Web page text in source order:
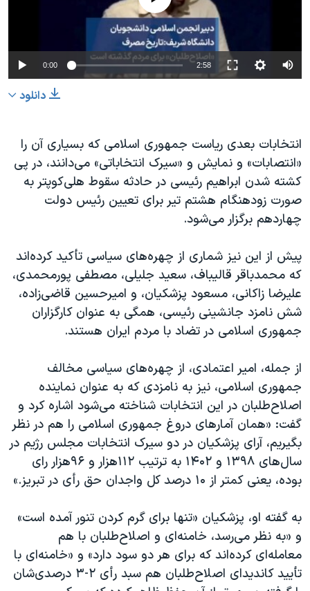
0:00 2:58
دانلود
انتخابات بعدی ریاست جمهوری اسلامی که بسیاری آن را
«انتصابات» و نمایش و «سیرک انتخاباتی» می‌دانند، در پی
کشته شدن ابراهیم رئیسی در حادثه سقوط هلی‌کوپتر به
صورت زودهنگام هشتم تیر برای تعیین رئیس دولت
چهاردهم برگزار می‌شود.
پیش از این نیز شماری از چهره‌های سیاسی تأکید کرده‌اند
که محمدباقر قالیباف، سعید جلیلی، مصطفی پورمحمدی،
علیرضا زاکانی، مسعود پزشکیان، و امیرحسین قاضی‌زاده،
شش نامزد جانشینی رئیسی، همگی به عنوان کارگزاران
جمهوری اسلامی در تضاد با مردم ایران هستند.
از جمله، امیر اعتمادی، از چهره‌های سیاسی مخالف
جمهوری اسلامی، نیز به نامزدی که به عنوان نماینده
اصلاح‌طلبان در این انتخابات شناخته می‌شود اشاره کرد و
گفت: «همان آمارهای دروغ جمهوری اسلامی را هم در نظر
بگیریم، آرای پزشکیان در دو سیرک انتخابات مجلس رژیم در
سال‌های ۱۳۹۸ و ۱۴۰۲ به ترتیب ۱۱۲هزار و ۹۶هزار رای
بوده، یعنی کمتر از ۱۰ درصد کل واجدان حق رأی در تبریز.»
به گفته او، پزشکیان «تنها برای گرم کردن تنور آمده است»
و «به نظر می‌رسد، خامنه‌ای و اصلاح‌طلبان با هم
معامله‌ای کرده‌اند که برای هر دو سود دارد» و «خامنه‌ای با
تأیید کاندیدای اصلاح‌طلبان هم سبد رأی ۲-۳ درصدی‌شان